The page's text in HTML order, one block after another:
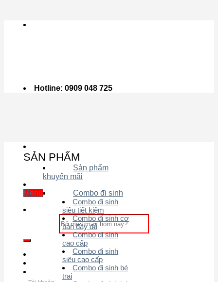
Hotline: 0909 048 725
Menu
SẢN PHẨM
Sản phẩm
khuyến mãi
Combo đi sinh
Combo đi sinh
siêu tiết kiệm
Combo đi sinh cơ
bản đầy đủ
Combo đi sinh
cao cấp
Combo đi sinh
siêu cao cấp
Combo đi sinh bé
trai